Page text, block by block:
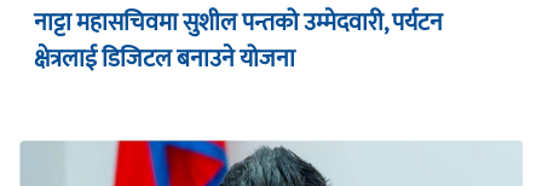
नाट्टा महासचिवमा सुशील पन्तको उम्मेदवारी, पर्यटन
क्षेत्रलाई डिजिटल बनाउने योजना